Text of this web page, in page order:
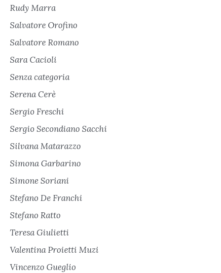
Rudy Marra
Salvatore Orofino
Salvatore Romano
Sara Cacioli
Senza categoria
Serena Cerè
Sergio Freschi
Sergio Secondiano Sacchi
Silvana Matarazzo
Simona Garbarino
Simone Soriani
Stefano De Franchi
Stefano Ratto
Teresa Giulietti
Valentina Proietti Muzi
Vincenzo Gueglio